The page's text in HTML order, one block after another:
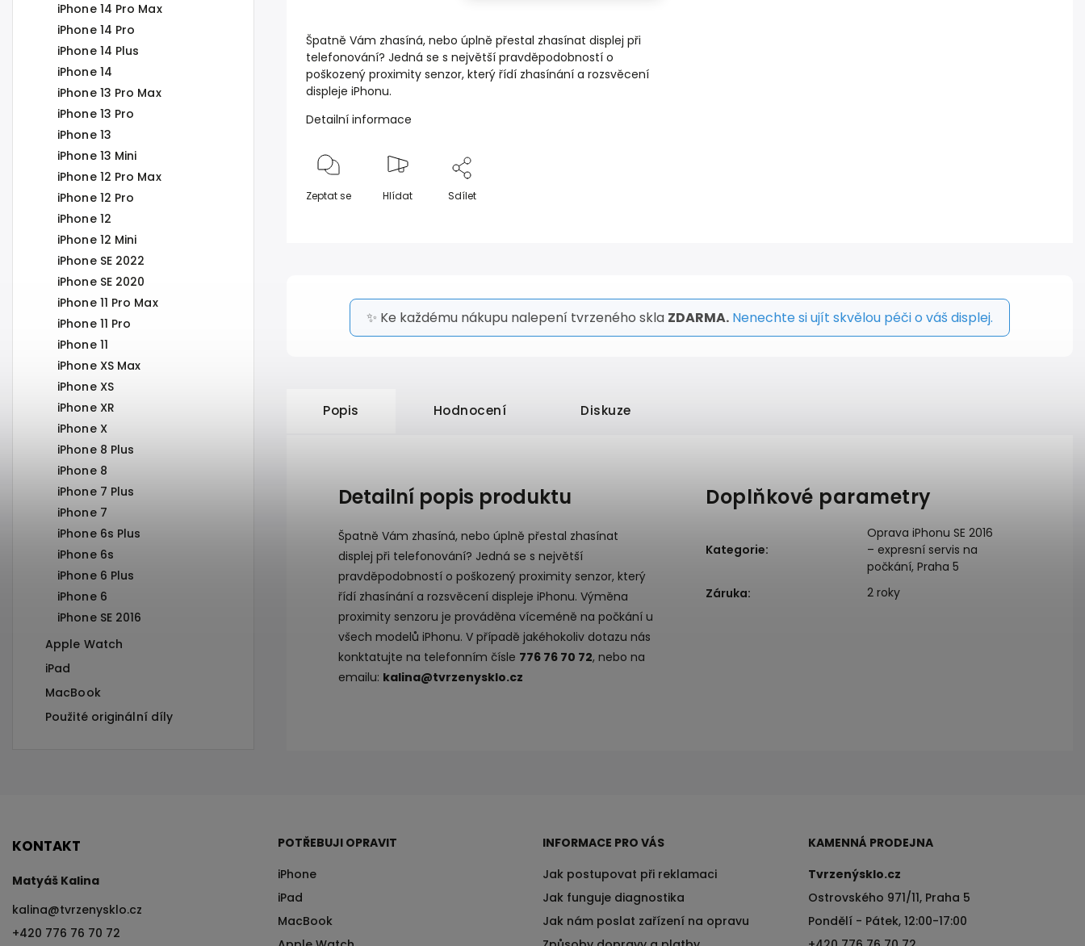
iPhone 14 Pro Max
iPhone 14 Pro
iPhone 14 Plus
iPhone 14
iPhone 13 Pro Max
iPhone 13 Pro
iPhone 13
iPhone 13 Mini
iPhone 12 Pro Max
iPhone 12 Pro
iPhone 12
iPhone 12 Mini
iPhone SE 2022
iPhone SE 2020
iPhone 11 Pro Max
iPhone 11 Pro
iPhone 11
iPhone XS Max
iPhone XS
iPhone XR
iPhone X
iPhone 8 Plus
iPhone 8
iPhone 7 Plus
iPhone 7
iPhone 6s Plus
iPhone 6s
iPhone 6 Plus
iPhone 6
iPhone SE 2016
Apple Watch
iPad
MacBook
Použité originální díly
Špatně Vám zhasíná, nebo úplně přestal zhasínat displej při
telefonování? Jedná se s největší pravděpodobností o
poškozený proximity senzor, který řídí zhasínání a rozsvěcení
displeje iPhonu.
Detailní informace
Zeptat se Hlídat Sdílet
✨ Ke každému nákupu nalepení tvrzeného skla ZDARMA. Nenechte si ujít skvělou péči o váš displej.
Popis Hodnocení Diskuze
Detailní popis produktu
Špatně Vám zhasíná, nebo úplně přestal zhasínat
displej při telefonování? Jedná se s největší
pravděpodobností o poškozený proximity senzor, který
řídí zhasínání a rozsvěcení displeje iPhonu. Výměna
proximity senzoru je prováděna víceméně na počkání u
všech modelů iPhonu. V případě jakéhokoliv dotazu nás
konktatujte na telefonním čísle 776 76 70 72, nebo na
emailu: kalina@tvrzenysklo.cz
Doplňkové parametry
Kategorie:
Oprava iPhonu SE 2016
– expresní servis na
počkání, Praha 5
Záruka: 2 roky
KONTAKT
Matyáš Kalina
kalina@tvrzenysklo.cz
+420 776 76 70 72
POTŘEBUJI OPRAVIT
iPhone
iPad
MacBook
INFORMACE PRO VÁS
Jak postupovat při reklamaci
Jak funguje diagnostika
Jak nám poslat zařízení na opravu
KAMENNÁ PRODEJNA
Tvrzenýsklo.cz
Ostrovského 971/11, Praha 5
Pondělí - Pátek, 12:00-17:00